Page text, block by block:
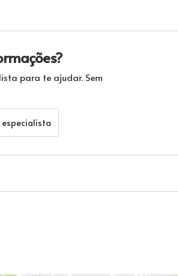
para te ajudar. Sem
especialista